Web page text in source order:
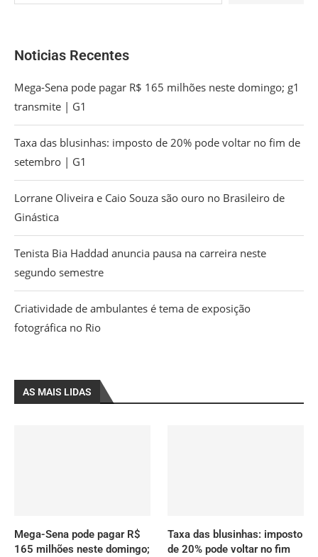
Noticias Recentes
Mega-Sena pode pagar R$ 165 milhões neste domingo; g1
transmite | G1
Taxa das blusinhas: imposto de 20% pode voltar no fim de
setembro | G1
Lorrane Oliveira e Caio Souza são ouro no Brasileiro de
Ginástica
Tenista Bia Haddad anuncia pausa na carreira neste
segundo semestre
Criatividade de ambulantes é tema de exposição
fotográfica no Rio
AS MAIS LIDAS
Mega-Sena pode pagar R$
165 milhões neste domingo;
Taxa das blusinhas: imposto
de 20% pode voltar no fim